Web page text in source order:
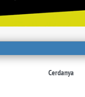
Cerdanya